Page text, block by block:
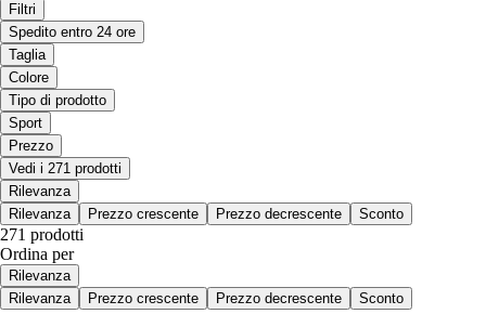
Filtri
Spedito entro 24 ore
Taglia
Colore
Tipo di prodotto
Sport
Prezzo
Vedi i 271 prodotti
Rilevanza
Rilevanza
Prezzo crescente Prezzo decrescente Sconto
271 prodotti
Ordina per
Rilevanza
Rilevanza
Prezzo crescente Prezzo decrescente Sconto